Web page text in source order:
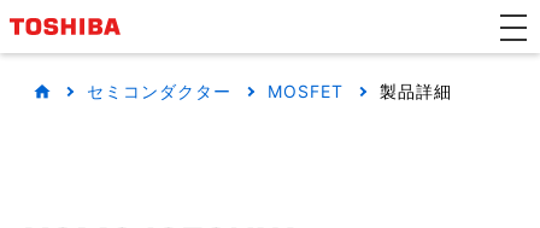
セミコンダクター MOSFET 製品詳細